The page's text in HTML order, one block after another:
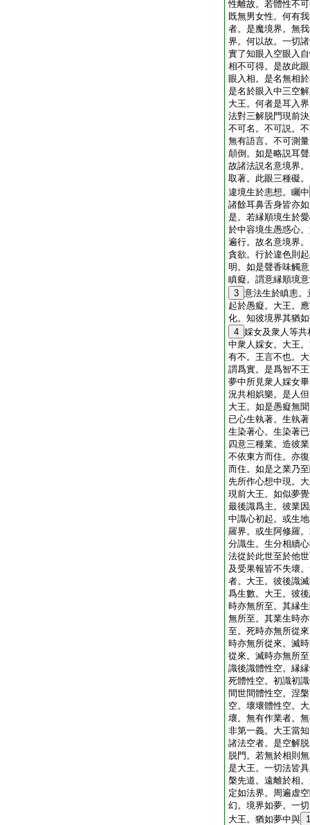
性離故。若體性不
既無男女性。何有
者。是魔境界。無
界。何以故。一切
實了知眼入空眼入
相不可得。是故此
眼入相。是名無相
是名於眼入中三空
大王。何者是耳入
法對三解脱門現前
不可名。不可説。
無有語言。不可測
顛倒。如是略説耳
故諸法説名意境界
取著。此眼三種礙
違境生於恚想。矚中
諸餘耳鼻舌身皆亦
是。若縁順境生於
於中容境生愚惑心
遍行。故名意境界
貪欲。行於違色則
明。如是聲香味觸
瞋癡。謂意縁順境
3 意法生於瞋恚
起於愚癡。大王。
化。知彼境界其猶
4 婇女及衆人等
中衆人婇女。大王
有不。王言不也。
謂爲實。是爲智不
夢中所見衆人婇女
況共相娯樂。是人
大王。如是愚癡無
已心生執著。生執
生染著心。生染著
四意三種業。造彼
不依東方而住。亦
而住。如是之業乃
先所作心想中現。
現前大王。如似夢
最後識爲主。彼業
中識心初起。或生
羅界。或生阿修羅
分識生。生分相續
法從於此世至於他
及受果報皆不失壞
者。大王。彼後識
爲生數。大王。彼
時亦無所至。其縁
無所至。其業生時
至。死時亦無所從
時亦無所從來。滅
從來。滅時亦無所
識後識體性空。縁
死體性空。初識初
間世間體性空。涅
空。壞壞體性空。
壞。無有作業者。
非第一義。大王當
諸法空者。是空解
脱門。若無於相則
是大王。一切法皆
槃先道。遠離於相
定如法界。周遍虚
幻。境界如夢。一
大王。猶如夢中與 1